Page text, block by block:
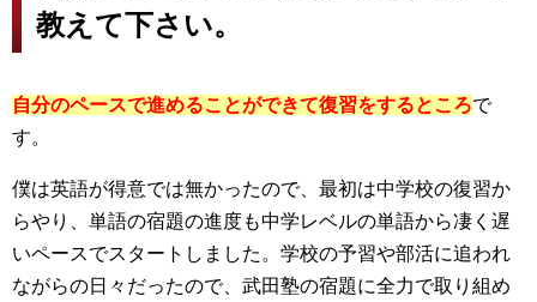
教えて下さい。
自分のペースで進めることができて復習をするところで
す。
僕は英語が得意では無かったので、最初は中学校の復習か
らやり、単語の宿題の進度も中学レベルの単語から凄く遅
いペースでスタートしました。学校の予習や部活に追われ
ながらの日々だったので、武田塾の宿題に全力で取り組め